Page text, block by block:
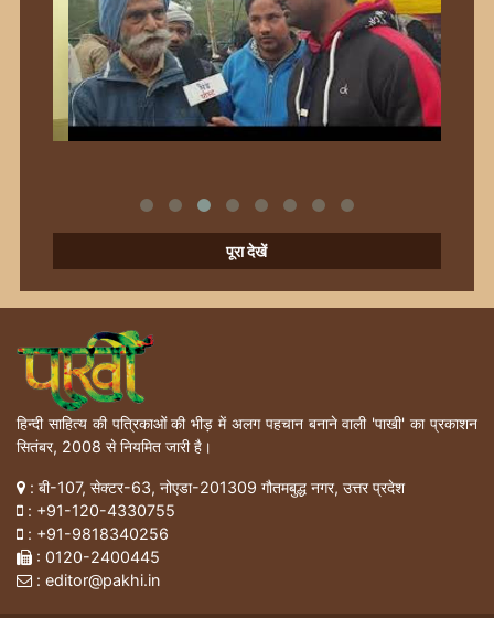
पूरा देखें
हिन्दी साहित्य की पत्रिकाओं की भीड़ में अलग पहचान बनाने वाली 'पाखी' का प्रकाशन
सितंबर, 2008 से नियमित जारी है।
: बी-107, सेक्टर-63, नोएडा-201309 गौतमबुद्ध नगर, उत्तर प्रदेश
: +91-120-4330755
: +91-9818340256
: 0120-2400445
: editor@pakhi.in